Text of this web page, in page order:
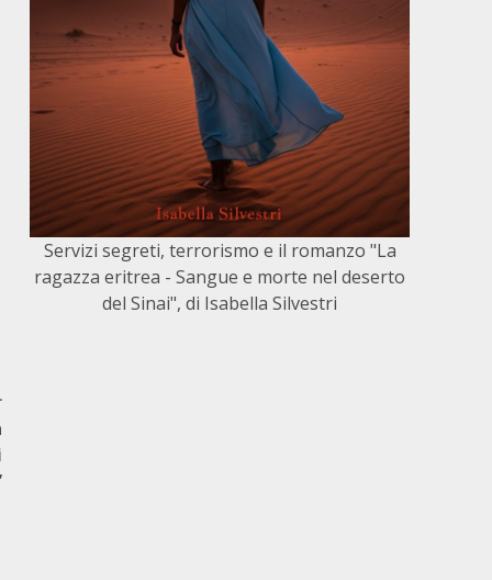
Servizi segreti, terrorismo e il romanzo "La
ragazza eritrea - Sangue e morte nel deserto
del Sinai", di Isabella Silvestri